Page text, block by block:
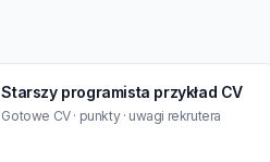
Starszy programista przykład CV
Gotowe CV · punkty · uwagi rekrutera